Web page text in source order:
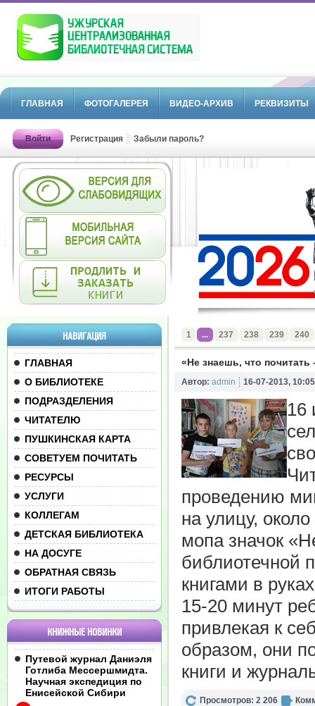
ГЛАВНАЯ ФОТОГАЛЕРЕЯ ВИДЕО-АРХИВ РЕКВИЗИТЫ
Войти Регистрация Забыли пароль?
НАВИГАЦИЯ
ГЛАВНАЯ
О БИБЛИОТЕКЕ
ПОДРАЗДЕЛЕНИЯ
ЧИТАТЕЛЮ
ПУШКИНСКАЯ КАРТА
СОВЕТУЕМ ПОЧИТАТЬ
РЕСУРСЫ
УСЛУГИ
КОЛЛЕГАМ
ДЕТСКАЯ БИБЛИОТЕКА
НА ДОСУГЕ
ОБРАТНАЯ СВЯЗЬ
ИТОГИ РАБОТЫ
КНИЖНЫЕ НОВИНКИ
Путевой журнал Даниэля
Готлиба Мессершмидта.
Научная экспедиция по
Енисейской Сибири
1 ... 237 238 239 240
«Не знаешь, что почитать
Автор: admin 16-07-2013, 10:05
16
проведению
на улицу,
мопа значок
библиотечной
книгами в
15-20 минут
привлекая к
образом, они
книги и
Просмотров: 2 206